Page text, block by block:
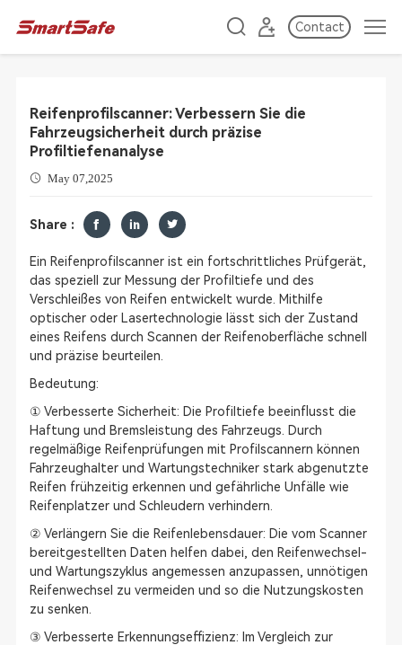
Contact
Reifenprofilscanner: Verbessern Sie die
Fahrzeugsicherheit durch präzise
Profiltiefenanalyse
May 07,2025
Share :
Ein Reifenprofilscanner ist ein fortschrittliches Prüfgerät,
das speziell zur Messung der Profiltiefe und des
Verschleißes von Reifen entwickelt wurde. Mithilfe
optischer oder Lasertechnologie lässt sich der Zustand
eines Reifens durch Scannen der Reifenoberfläche schnell
und präzise beurteilen.
Bedeutung:
① Verbesserte Sicherheit: Die Profiltiefe beeinflusst die
Haftung und Bremsleistung des Fahrzeugs. Durch
regelmäßige Reifenprüfungen mit Profilscannern können
Fahrzeughalter und Wartungstechniker stark abgenutzte
Reifen frühzeitig erkennen und gefährliche Unfälle wie
Reifenplatzer und Schleudern verhindern.
② Verlängern Sie die Reifenlebensdauer: Die vom Scanner
bereitgestellten Daten helfen dabei, den Reifenwechsel-
und Wartungszyklus angemessen anzupassen, unnötigen
Reifenwechsel zu vermeiden und so die Nutzungskosten
zu senken.
③ Verbesserte Erkennungseffizienz: Im Vergleich zur